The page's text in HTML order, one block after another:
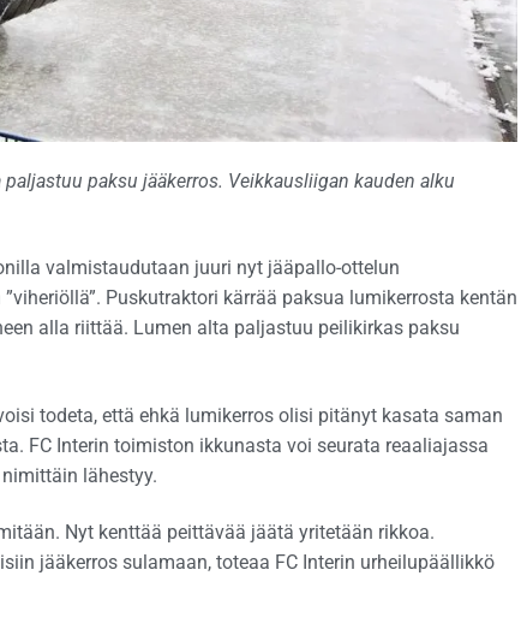
paksu jääkerros. Veikkausliigan kauden alku
valmistaudutaan juuri nyt jääpallo-ottelun
Puskutraktori kärrää paksua lumikerrosta kentän
alla riittää. Lumen alta paljastuu peilikirkas paksu
todeta, että ehkä lumikerros olisi pitänyt kasata saman
FC Interin toimiston ikkunasta voi seurata reaaliajassa
lähestyy.
Nyt kenttää peittävää jäätä yritetään rikkoa.
jääkerros sulamaan, toteaa FC Interin urheilupäällikkö